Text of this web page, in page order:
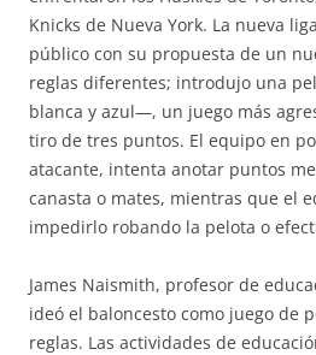
Knicks de Nueva York. La nueva
público con su propuesta de un
reglas diferentes; introdujo una
blanca y azul—, un juego más
tiro de tres puntos. El equipo en
atacante, intenta anotar puntos
canasta o mates, mientras que el
impedirlo robando la pelota o
James Naismith, profesor de
ideó el baloncesto como juego de
reglas. Las actividades de